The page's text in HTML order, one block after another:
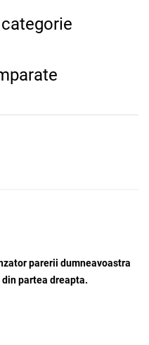
parerii dumneavoastra
partea dreapta.